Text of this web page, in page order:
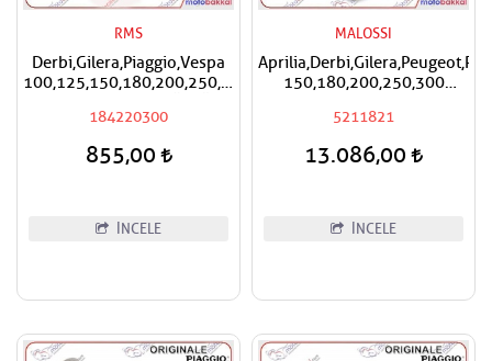
RMS
Derbi,Gilera,Piaggio,Vespa
100,125,150,180,200,250,300,400
Mesnet Maşa Bilyası
184220300
855,00
İNCELE
MALOSSI
150,180,200,250,300
Debriyaj Balatası
5211821
13.086,00
İNCELE